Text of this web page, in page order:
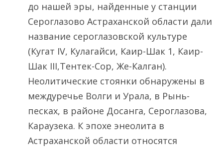
до нашей эры, найденные у станции
Сероглазово Астраханской области дали
название сероглазовской культуре
(Кугат IV, Кулагайси, Каир-Шак 1, Каир-
Шак III,Тентек-Сор, Же-Калган).
Неолитические стоянки обнаружены в
междуречье Волги и Урала, в Рынь-
песках, в районе Досанга, Сероглазова,
Караузека. К эпохе энеолита в
Астраханской области относятся